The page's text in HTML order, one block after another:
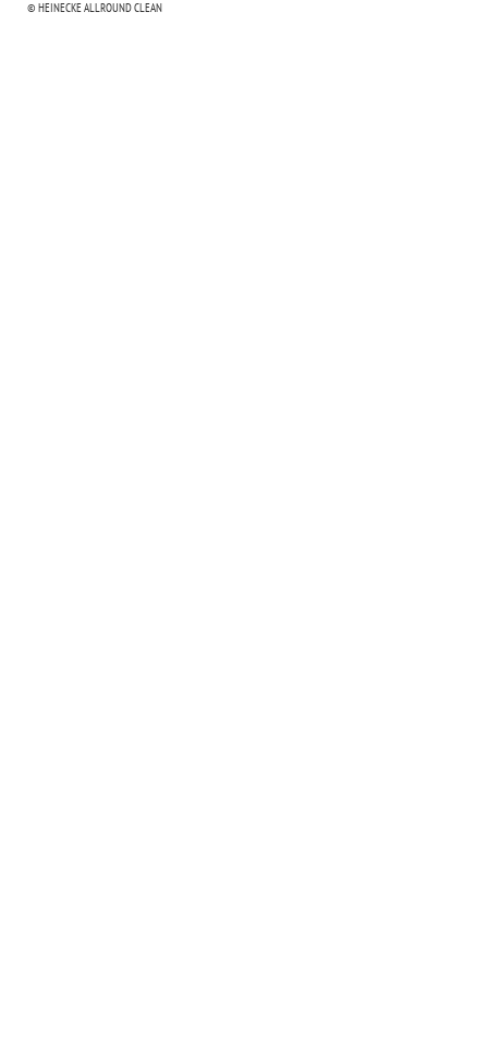
© HEINECKE ALLROUND CLEAN